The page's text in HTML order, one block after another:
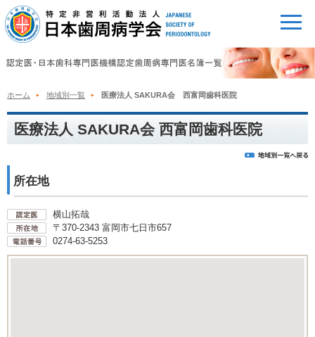
ホーム 地域別一覧 医療法人 SAKURA会 西富岡歯科医院
医療法人 SAKURA会 西富岡歯科医院
所在地
横山拓哉
〒370-2343 富岡市七日市657
0274-63-5253